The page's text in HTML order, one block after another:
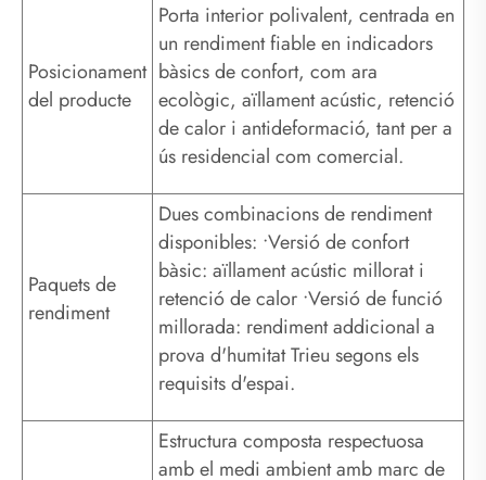
Posicionament
del producte
Porta interior polivalent, centrada en
un rendiment fiable en indicadors
bàsics de confort, com ara
ecològic, aïllament acústic, retenció
de calor i antideformació, tant per a
ús residencial com comercial.
Paquets de
rendiment
Dues combinacions de rendiment
disponibles: •Versió de confort
bàsic: aïllament acústic millorat i
retenció de calor •Versió de funció
millorada: rendiment addicional a
prova d'humitat Trieu segons els
requisits d'espai.
Estructura composta respectuosa
amb el medi ambient amb marc de